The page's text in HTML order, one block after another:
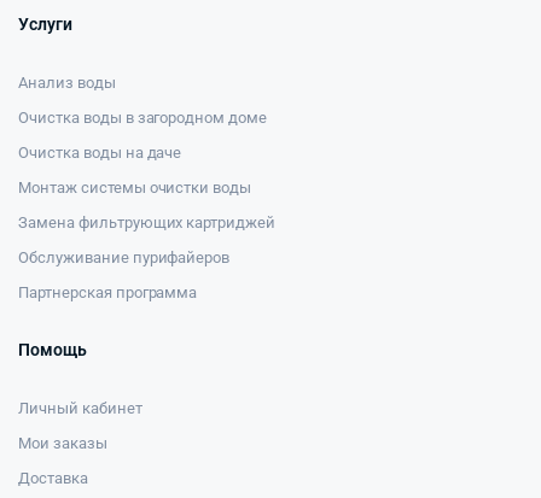
Услуги
Анализ воды
Очистка воды в загородном доме
Очистка воды на даче
Монтаж системы очистки воды
Замена фильтрующих картриджей
Обслуживание пурифайеров
Партнерская программа
Помощь
Личный кабинет
Мои заказы
Доставка